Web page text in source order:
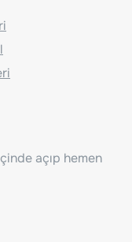
açıp hemen